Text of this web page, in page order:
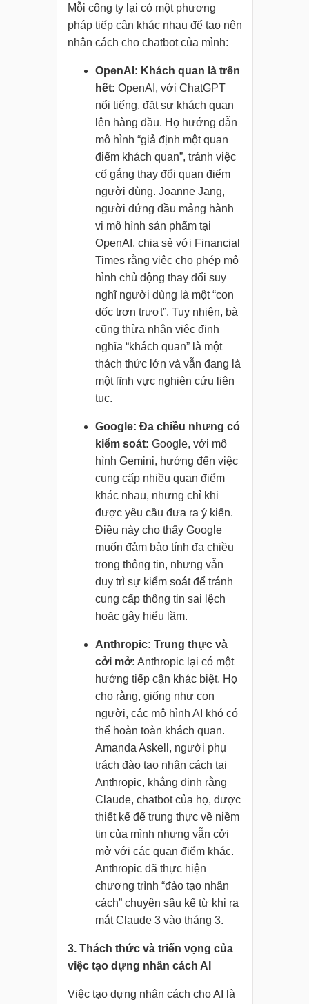
Mỗi công ty lại có một phương
pháp tiếp cận khác nhau để tạo nên
nhân cách cho chatbot của mình:
OpenAI: Khách quan là trên
hết: OpenAI, với ChatGPT
nổi tiếng, đặt sự khách quan
lên hàng đầu. Họ hướng dẫn
mô hình “giả định một quan
điểm khách quan”, tránh việc
cố gắng thay đổi quan điểm
người dùng. Joanne Jang,
người đứng đầu mảng hành
vi mô hình sản phẩm tại
OpenAI, chia sẻ với Financial
Times rằng việc cho phép mô
hình chủ động thay đổi suy
nghĩ người dùng là một “con
dốc trơn trượt”. Tuy nhiên, bà
cũng thừa nhận việc định
nghĩa “khách quan” là một
thách thức lớn và vẫn đang là
một lĩnh vực nghiên cứu liên
tục.
Google: Đa chiều nhưng có
kiểm soát: Google, với mô
hình Gemini, hướng đến việc
cung cấp nhiều quan điểm
khác nhau, nhưng chỉ khi
được yêu cầu đưa ra ý kiến.
Điều này cho thấy Google
muốn đảm bảo tính đa chiều
trong thông tin, nhưng vẫn
duy trì sự kiểm soát để tránh
cung cấp thông tin sai lệch
hoặc gây hiểu lầm.
Anthropic: Trung thực và
cởi mở: Anthropic lại có một
hướng tiếp cận khác biệt. Họ
cho rằng, giống như con
người, các mô hình AI khó có
thể hoàn toàn khách quan.
Amanda Askell, người phụ
trách đào tạo nhân cách tại
Anthropic, khẳng định rằng
Claude, chatbot của họ, được
thiết kế để trung thực về niềm
tin của mình nhưng vẫn cởi
mở với các quan điểm khác.
Anthropic đã thực hiện
chương trình “đào tạo nhân
cách” chuyên sâu kể từ khi ra
mắt Claude 3 vào tháng 3.
3. Thách thức và triển vọng của
việc tạo dựng nhân cách AI
Việc tạo dựng nhân cách cho AI là